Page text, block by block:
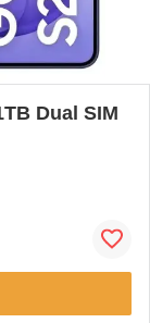
Dual SIM